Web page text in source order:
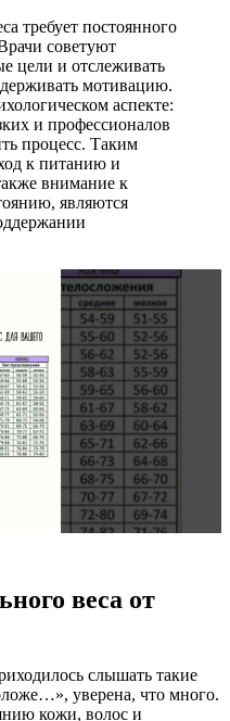
требует постоянного
советуют
цели и отслеживать
мотивацию.
аспекте:
и профессионалов
процесс. Таким
к питанию и
внимание к
являются
веса от
слышать такие
уверена, что много.
кожи, волос и